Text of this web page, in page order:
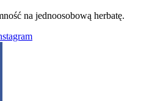
na jednoosobową herbatę.